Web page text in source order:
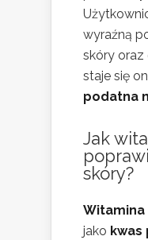
wyraźną
skóry
staje się
podatna
Jak
skóry?
Witamina
jako